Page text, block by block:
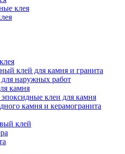
клея
клей для камня и гранита
наружных работ
камня
клеи для камня
камня и керамогранита
клей